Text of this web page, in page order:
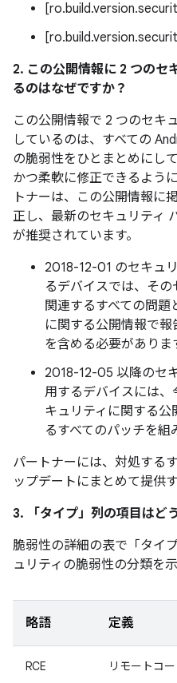
2. この公開情報に 2 つのセ
るのはなぜですか？
この公開情報で 2 つのセキ
しているのは、すべての
の脆弱性をひとまとめにし
かつ柔軟に修正できるよう
トナーは、この公開情報に
正し、最新のセキュリティ
が推奨されています。
2018-12-01 のセキュ
るデバイスでは、そ
関連するすべての問題
に関する公開情報で
を含める必要がありま
2018-12-05 以降のセ
用するデバイスには
キュリティに関する
るすべてのパッチを組
パートナーには、対処する
ップデートにまとめて提供
3. 「タイプ」 列の項目はど
脆弱性の詳細の表で「タイプ
ュリティの脆弱性の分類を示
略語 定義
RCE リモートコ